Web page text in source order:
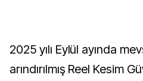
2025 yılı Eylül ayında
arındırılmış Reel Kesim